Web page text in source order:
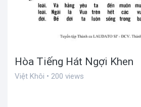
Hòa Tiếng Hát Ngợi Khen
Việt Khôi • 200 views